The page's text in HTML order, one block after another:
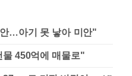
…아기 못 낳아 미안"
450억에 매물로"